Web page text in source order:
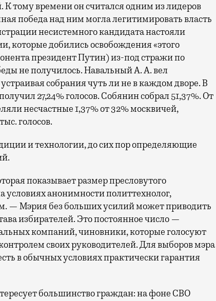
тому времени он считался одним из лидеров
победа над ним могла легитимировать власть
несистемного кандидата настояли
которые добились освобождения «этого
президент Путин) из-под стражи по
не получилось. Навальный А. А. вел
собрания чуть ли не в каждом дворе. В
27,24% голосов. Собянин собрал 51,37%. От
несчастные 1,37% от 32% москвичей,
голосов.
и технологии, до сих пор определяющие
показывает размер пресловутого
условиях анонимности политтехнолог,
— Мэрия без больших усилий может приводить
избирателей. Это постоянное число —
компаний, чиновники, которые голосуют
своих руководителей. Для выборов мэра
в обычных условиях практически гарантия
большинство граждан: на фоне СВО